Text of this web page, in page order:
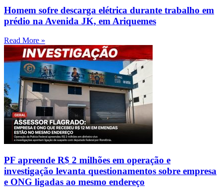
Homem sofre descarga elétrica durante trabalho em
prédio na Avenida JK, em Ariquemes
Read More »
PF apreende R$ 2 milhões em operação e
investigação levanta questionamentos sobre empresa
e ONG ligadas ao mesmo endereço